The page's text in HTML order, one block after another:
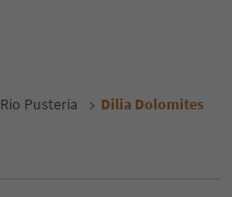
Rio Pusteria Dilia Dolomites